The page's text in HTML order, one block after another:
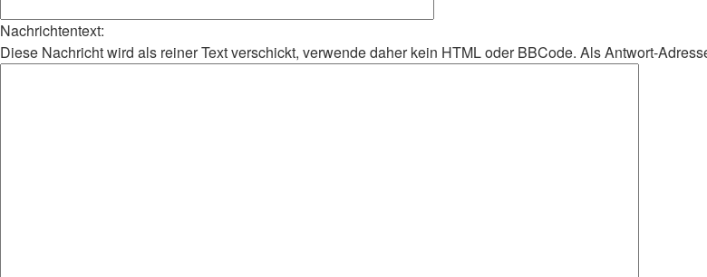
Nachrichtentext:
Diese Nachricht wird als reiner Text verschickt, verwende daher kein HTML oder BBCode. Als Antwort-